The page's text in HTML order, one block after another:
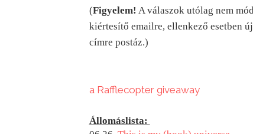
(Figyelem! A válaszok utólag nem
kiértesítő emailre, ellenkező esetben
címre postáz.)
a Rafflecopter giveaway
Állomáslista: